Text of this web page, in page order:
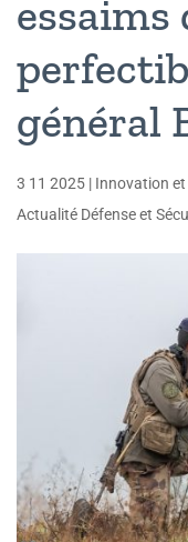
essaims
général
3 11 2025 | Innovation
Actualité Défense et